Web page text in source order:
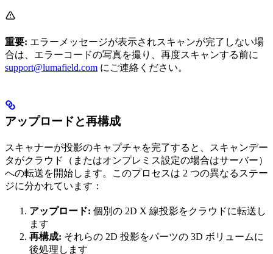
重要: エラーメッセージが表示されスキャンが完了しない場
合は、エラーコードの写真を撮り、再度スキャンする前に
support@lumafield.com にご連絡ください。
アップロードと再構成
スキャナーが投影のキャプチャを完了すると、スキャンデー
タがクラウド（またはオンプレミス設定の場合はサーバー）
への転送を開始します。このプロセスは 2 つの異なるステー
ジに分かれています：
アップロード: 個別の 2D X 線投影をクラウドに転送し
ます
再構成: それらの 2D 投影をパーツの 3D ボリュームに
後処理します